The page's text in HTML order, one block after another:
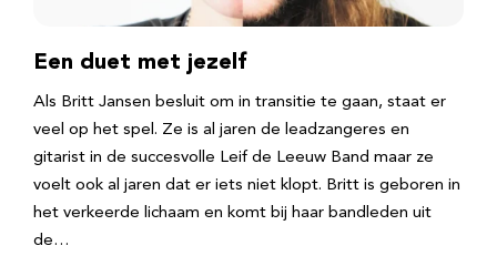
Een duet met jezelf
Als Britt Jansen besluit om in transitie te gaan, staat er
veel op het spel. Ze is al jaren de leadzangeres en
gitarist in de succesvolle Leif de Leeuw Band maar ze
voelt ook al jaren dat er iets niet klopt. Britt is geboren in
het verkeerde lichaam en komt bij haar bandleden uit
de…